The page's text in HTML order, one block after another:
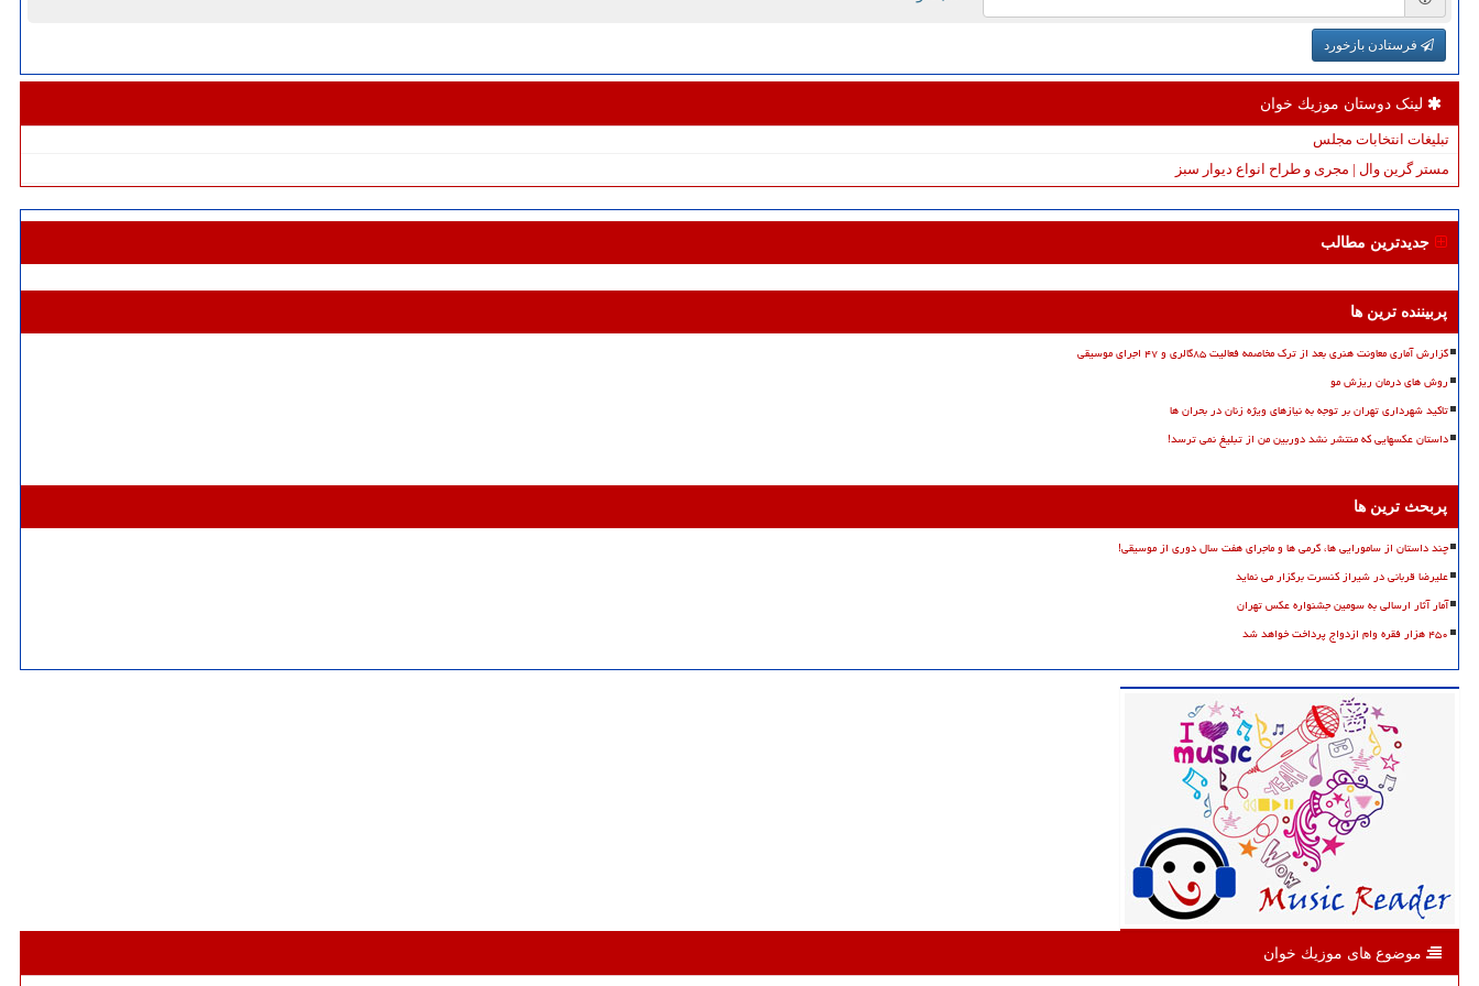
فرستادن بازخورد
لینک دوستان موزیك خوان
تبلیغات انتخابات مجلس
مستر گرین وال | مجری و طراح انواع دیوار سبز
جدیدترین مطالب
پربیننده ترین ها
گزارش آماری معاونت هنری بعد از ترک مخاصمه فعالیت ۸۵گالری و ۴۷ اجرای موسیقی
روش های درمان ریزش مو
تاکید شهرداری تهران بر توجه به نیازهای ویژه زنان در بحران ها
داستان عکسهایی که منتشر نشد دوربین من از تبلیغ نمی ترسد!
پربحث ترین ها
چند داستان از سامورایی ها، گرمی ها و ماجرای هفت سال دوری از موسیقی!
علیرضا قربانی در شیراز کنسرت برگزار می نماید
آمار آثار ارسالی به سومین جشنواره عکس تهران
۴۵۰ هزار فقره وام ازدواج پرداخت خواهد شد
موضوع های موزیك خوان